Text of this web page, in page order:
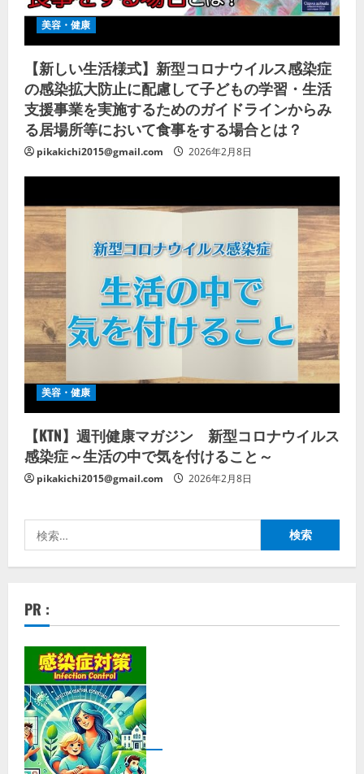
美容・健康
【新しい生活様式】新型コロナウイルス感染症
の感染拡大防止に配慮して子どもの学習・生活
支援事業を実施するためのガイドラインからみ
る居場所等において食事をする場合とは？
pikakichi2015@gmail.com 2026年2月8日
美容・健康
【KTN】週刊健康マガジン 新型コロナウイルス
感染症～生活の中で気を付けること～
pikakichi2015@gmail.com 2026年2月8日
索:
PR :